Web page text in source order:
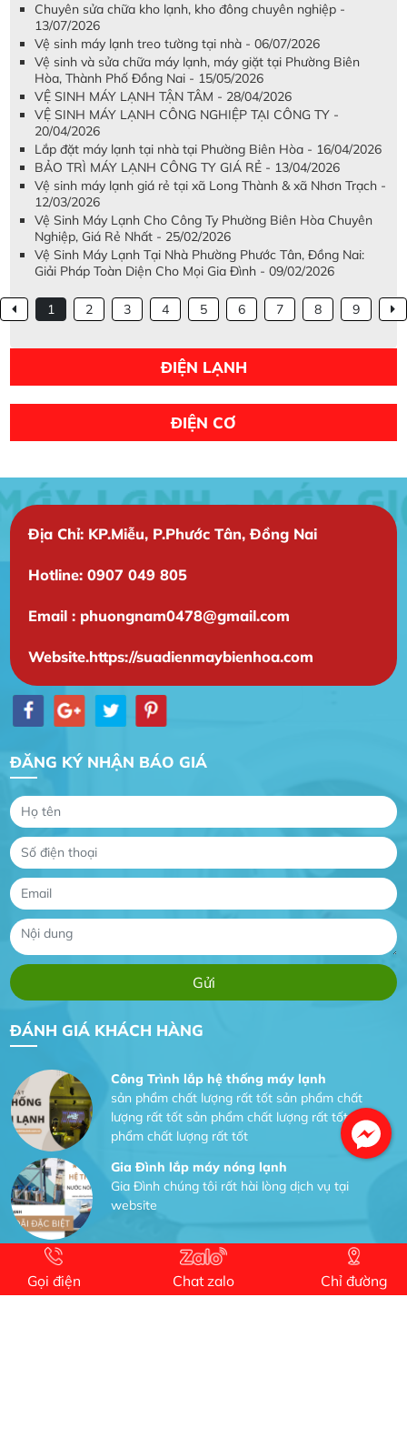
Chuyên sửa chữa kho lạnh, kho đông chuyên nghiệp -
13/07/2026
Vệ sinh máy lạnh treo tường tại nhà - 06/07/2026
Vệ sinh và sửa chữa máy lạnh, máy giặt tại Phường Biên
Hòa, Thành Phố Đồng Nai - 15/05/2026
VỆ SINH MÁY LẠNH TẬN TÂM - 28/04/2026
VỆ SINH MÁY LẠNH CÔNG NGHIỆP TẠI CÔNG TY -
20/04/2026
Lắp đặt máy lạnh tại nhà tại Phường Biên Hòa - 16/04/2026
BẢO TRÌ MÁY LẠNH CÔNG TY GIÁ RẺ - 13/04/2026
Vệ sinh máy lạnh giá rẻ tại xã Long Thành & xã Nhơn Trạch -
12/03/2026
Vệ Sinh Máy Lạnh Cho Công Ty Phường Biên Hòa Chuyên
Nghiệp, Giá Rẻ Nhất - 25/02/2026
Vệ Sinh Máy Lạnh Tại Nhà Phường Phước Tân, Đồng Nai:
Giải Pháp Toàn Diện Cho Mọi Gia Đình - 09/02/2026
1 2 3 4 5 6 7 8 9
ĐIỆN LẠNH
ĐIỆN CƠ
Địa Chỉ: KP.Miễu, P.Phước Tân, Đồng Nai
Hotline: 0907 049 805
Email : phuongnam0478@gmail.com
Website.https://suadienmaybienhoa.com
ĐĂNG KÝ NHẬN BÁO GIÁ
ĐÁNH GIÁ KHÁCH HÀNG
Gia Đình chúng tôi rất hài lòng dịch vụ tại
Dự án nhà phố đẹp lên nhờ đội thợ điện từ dịch
Dịch vụ MoTor
Công Trình lắp hệ thống máy lạnh
sản phẩm chất lượng rất tốt sản phẩm chất
lượng rất tốt sản phẩm chất lượng rất tốt sản
phẩm chất lượng rất tốt
Gia Đình lắp máy nóng lạnh
Gia Đình chúng tôi rất hài lòng dịch vụ tại
website
Dự án nhà phố đẹp lên nhờ đội thợ điện từ dịch
vụ
Gọi điện Chat zalo Chỉ đường